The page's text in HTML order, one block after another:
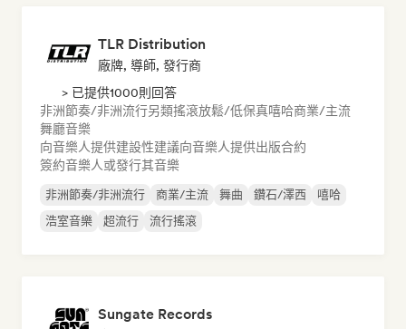
TLR Distribution
廠牌, 導師, 發行商
> 已提供1000則回答
非洲節奏/非洲流行另類搖滾放鬆/低保真嘻哈商業/主流
舞廳音樂
向音樂人提供建設性建議向音樂人提供出版合約
簽約音樂人或發行其音樂
非洲節奏/非洲流行 商業/主流 舞曲 鑽石/澤西
嘻哈
浩室音樂
超流行 流行搖滾
Sungate Records